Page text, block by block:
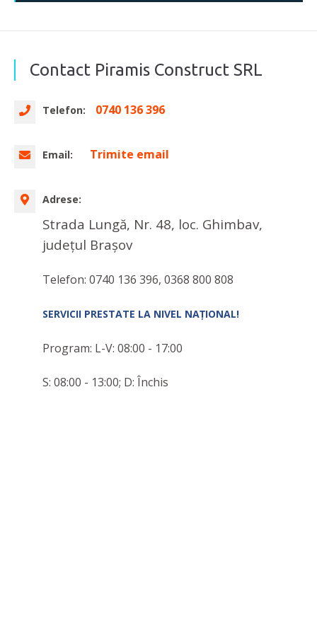
Contact Piramis Construct SRL
Telefon: 0740 136 396
Email: Trimite email
Adrese:
Strada Lungă, Nr. 48, loc. Ghimbav,
județul Brașov
Telefon: 0740 136 396, 0368 800 808
SERVICII PRESTATE LA NIVEL NAȚIONAL!
Program: L-V: 08:00 - 17:00
S: 08:00 - 13:00; D: Închis